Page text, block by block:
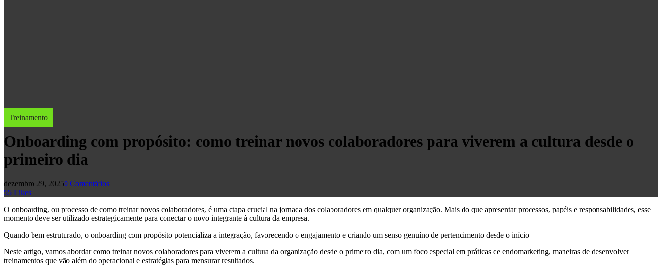
Treinamento
Onboarding com propósito: como treinar novos colaboradores para viverem a cultura desde o
primeiro dia
dezembro 29, 20250 Comentários
55 Likes
O onboarding, ou processo de como treinar novos colaboradores, é uma etapa crucial na jornada dos colaboradores em qualquer organização. Mais do que apresentar processos, papéis e responsabilidades, esse
momento deve ser utilizado estrategicamente para conectar o novo integrante à cultura da empresa.
Quando bem estruturado, o onboarding com propósito potencializa a integração, favorecendo o engajamento e criando um senso genuíno de pertencimento desde o início.
Neste artigo, vamos abordar como treinar novos colaboradores para viverem a cultura da organização desde o primeiro dia, com um foco especial em práticas de endomarketing, maneiras de desenvolver
treinamentos que vão além do operacional e estratégias para mensurar resultados.